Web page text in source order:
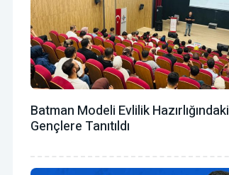
Batman Modeli Evlilik Hazırlığındaki
Gençlere Tanıtıldı